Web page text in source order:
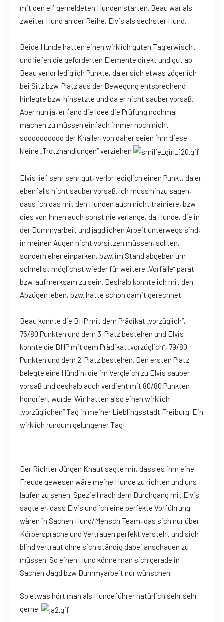
mit den elf gemeldeten Hunden starten. Beau war als
zweiter Hund an der Reihe, Elvis als sechster Hund.
Beide Hunde hatten einen wirklich guten Tag erwischt
und liefen die geforderten Elemente direkt und gut ab.
Beau verlor lediglich Punkte, da er sich etwas zögerlich
bei Sitz bzw. Platz aus der Bewegung entsprechend
hinlegte bzw. hinsetzte und da er nicht sauber vorsaß.
Aber nun ja, er fand die Idee die Prüfung nochmal
machen zu müssen einfach immer noch nicht
soooooooooo der Knaller, von daher seien ihm diese
kleine „Trotzhandlungen“ verziehen
Elvis lief sehr sehr gut, verlor lediglich einen Punkt, da er
ebenfalls nicht sauber vorsaß. Ich muss hinzu sagen,
dass ich das mit den Hunden auch nicht trainiere, bzw.
dies von Ihnen auch sonst nie verlange, da Hunde, die in
der Dummyarbeit und jagdlichen Arbeit unterwegs sind,
in meinen Augen nicht vorsitzen müssen, sollten,
sondern eher einparken, bzw. im Stand abgeben um
schnellst möglichst wieder für weitere „Vorfälle“ parat
bzw. aufmerksam zu sein. Deshalb konnte ich mit den
Abzügen leben, bzw. hatte schon damit gerechnet.
Beau konnte die BHP mit dem Prädikat „vorzüglich“,
75/80 Punkten und dem 3. Platz bestehen und Elvis
konnte die BHP mit dem Prädikat „vorzüglich“, 79/80
Punkten und dem 2. Platz bestehen. Den ersten Platz
belegte eine Hündin, die im Vergleich zu Elvis sauber
vorsaß und deshalb auch verdient mit 80/80 Punkten
honoriert wurde. Wir hatten also einen wirklich
„vorzüglichen“ Tag in meiner Lieblingsstadt Freiburg. Ein
wirklich rundum gelungener Tag!
Der Richter Jürgen Knaut sagte mir, dass es ihm eine
Freude gewesen wäre meine Hunde zu richten und uns
laufen zu sehen. Speziell nach dem Durchgang mit Elvis
sagte er, dass Elvis und ich eine perfekte Vorführung
wären in Sachen Hund/Mensch Team, das sich nur über
Körpersprache und Vertrauen perfekt versteht und sich
blind vertraut ohne sich ständig dabei anschauen zu
müssen. So einen Hund könne man sich gerade in
Sachen Jagd bzw Dummyarbeit nur wünschen.
So etwas hört man als Hundeführer natürlich sehr sehr
gerne.